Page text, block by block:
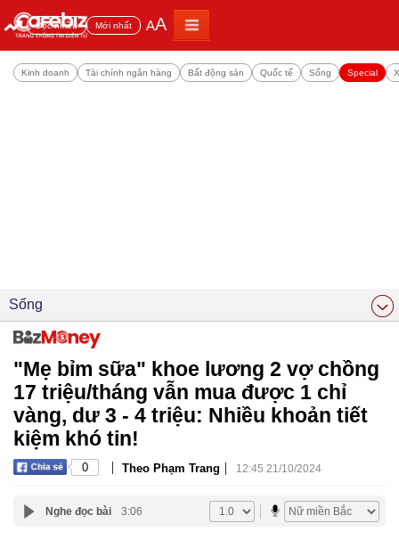
Đọc nhiều Mới nhất AA
Kinh doanh Tài chính ngân hàng Bất động sản Quốc tế Sống Special
Sống
"Mẹ bỉm sữa" khoe lương 2 vợ chồng
17 triệu/tháng vẫn mua được 1 chỉ
vàng, dư 3 - 4 triệu: Nhiều khoản tiết
kiệm khó tin!
0 | Theo Phạm Trang | 12:45 21/10/2024
Nghe đọc bài 3:06